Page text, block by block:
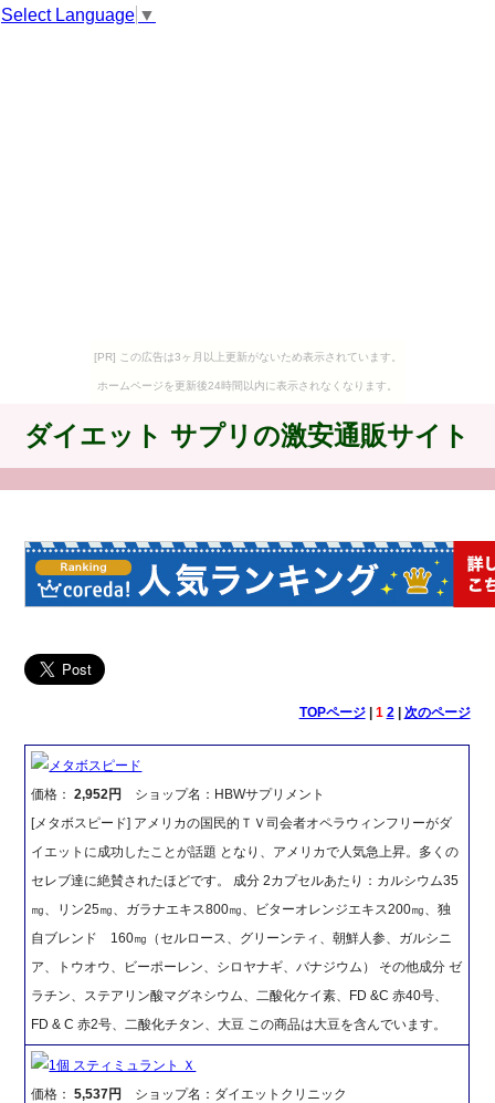
Select Language ▼
[PR] この広告は3ヶ月以上更新がないため表示されています。
ホームページを更新後24時間以内に表示されなくなります。
ダイエット サプリの激安通販サイト
TOPページ| 1 2| 次のページ
メタボスピード
価格：2,952円
ショップ名：HBWサプリメント
[メタボスピード] アメリカの国民的ＴＶ司会者オペラウィンフリーがダ
イエットに成功したことが話題 となり、アメリカで人気急上昇。多くの
セレブ達に絶賛されたほどです。 成分 2カプセルあたり：カルシウム35
㎎、リン25㎎、ガラナエキス800㎎、ビターオレンジエキス200㎎、独
自ブレンド 160㎎（セルロース、グリーンティ、朝鮮人参、ガルシニ
ア、トウオウ、ビーポーレン、シロヤナギ、バナジウム） その他成分 ゼ
ラチン、ステアリン酸マグネシウム、二酸化ケイ素、FD &C 赤40号、
FD & C 赤2号、二酸化チタン、大豆 この商品は大豆を含んでいます。
1個 スティミュラント Ｘ
価格：5,537円
ショップ名：ダイエットクリニック